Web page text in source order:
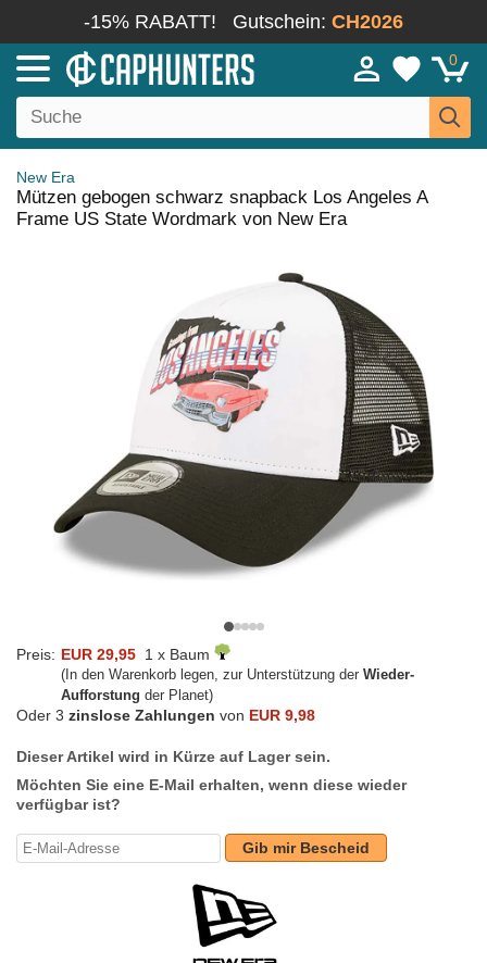
-15% RABATT! Gutschein: CH2026
0
New Era
Mützen gebogen schwarz snapback Los Angeles A
Frame US State Wordmark von New Era
Preis: EUR 29,95 1 x Baum
(In den Warenkorb legen, zur Unterstützung der Wieder-
Aufforstung der Planet)
Oder 3 zinslose Zahlungen von EUR 9,98
Dieser Artikel wird in Kürze auf Lager sein.
Möchten Sie eine E-Mail erhalten, wenn diese wieder
verfügbar ist?
Gib mir Bescheid